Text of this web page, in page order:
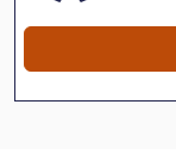
Elu As 70